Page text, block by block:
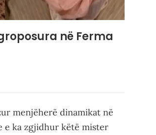
në Ferma
menjëherë dinamikat në
e ka zgjidhur këtë mister